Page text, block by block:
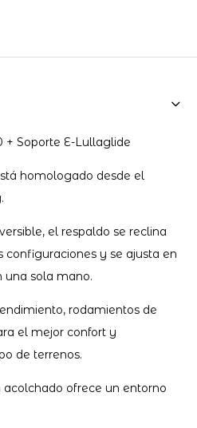
+ Soporte E-Lullaglide
homologado desde el
el respaldo se reclina
y se ajusta en
una sola mano.
rodamientos de
el mejor confort y
de terrenos.
ofrece un entorno